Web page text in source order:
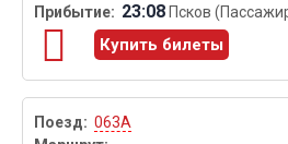
23:08 Псков
Купить билеты
063А